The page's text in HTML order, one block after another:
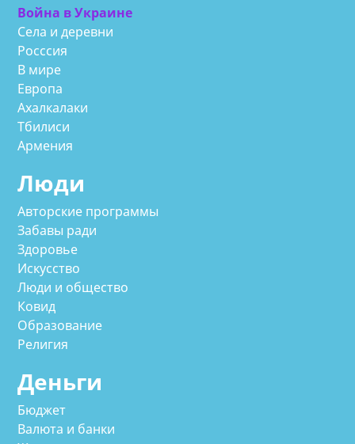
Война в Украине
Села и деревни
Росссия
В мире
Европа
Ахалкалаки
Тбилиси
Армения
Люди
Авторские программы
Забавы ради
Здоровье
Искусство
Люди и общество
Ковид
Образование
Религия
Деньги
Бюджет
Валюта и банки